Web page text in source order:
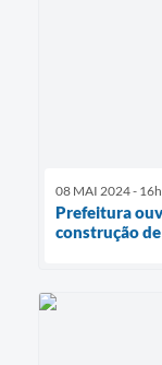
08 MAI 2024 -
Prefeitura
construção